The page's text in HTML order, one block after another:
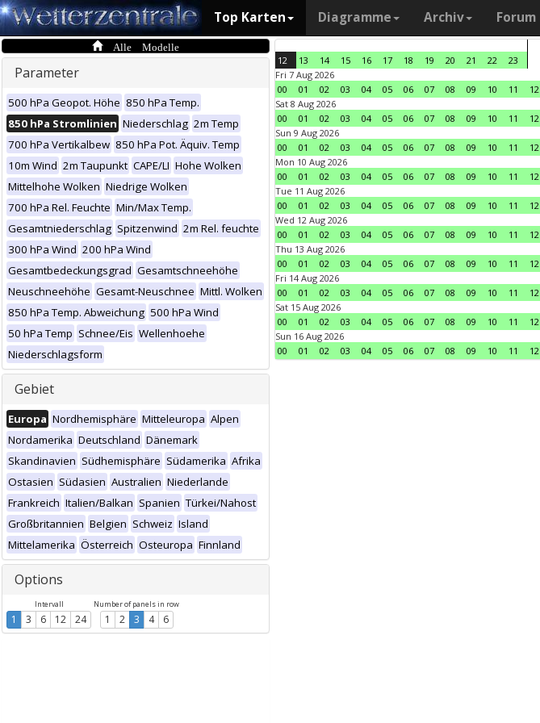
Top Karten Diagramme Archiv Forum
Alle Modelle
Parameter
500 hPa Geopot. Höhe 850 hPa Temp.
850 hPa Stromlinien Niederschlag 2m Temp
700 hPa Vertikalbew 850 hPa Pot. Äquiv. Temp
10m Wind 2m Taupunkt CAPE/LI Hohe Wolken
Mittelhohe Wolken Niedrige Wolken
700 hPa Rel. Feuchte Min/Max Temp.
Gesamtniederschlag Spitzenwind 2m Rel. feuchte
300 hPa Wind 200 hPa Wind
Gesamtbedeckungsgrad Gesamtschneehöhe
Neuschneehöhe Gesamt-Neuschnee Mittl. Wolken
850 hPa Temp. Abweichung 500 hPa Wind
50 hPa Temp Schnee/Eis Wellenhoehe
Niederschlagsform
Gebiet
Europa Nordhemisphäre Mitteleuropa Alpen
Nordamerika Deutschland Dänemark
Skandinavien Südhemisphäre Südamerika Afrika
Ostasien Südasien Australien Niederlande
Frankreich Italien/Balkan Spanien Türkei/Nahost
Großbritannien Belgien Schweiz Island
Mittelamerika Österreich Osteuropa Finnland
Options
Intervall
1 3 6 12 24
Number of panels in row
1 2 3 4 6
12 13 14 15 16 17 18 19 20 21 22
23
Fri 7 Aug 2026
00
01 02 03 04 05 06 07 08 09 10 11 12
Sat 8 Aug 2026
00
01 02 03 04 05 06 07 08 09 10 11 12
Sun 9 Aug 2026
00
01 02 03 04 05 06 07 08 09 10 11 12
Mon 10 Aug 2026
00
01 02 03 04 05 06 07 08 09 10 11 12
Tue 11 Aug 2026
00
01 02 03 04 05 06 07 08 09 10 11 12
Wed 12 Aug 2026
00
01 02 03 04 05 06 07 08 09 10 11 12
Thu 13 Aug 2026
00
01 02 03 04 05 06 07 08 09 10 11 12
Fri 14 Aug 2026
00
01 02 03 04 05 06 07 08 09 10 11 12
Sat 15 Aug 2026
00
01 02 03 04 05 06 07 08 09 10 11 12
Sun 16 Aug 2026
00
01 02 03 04 05 06 07 08 09 10 11 12